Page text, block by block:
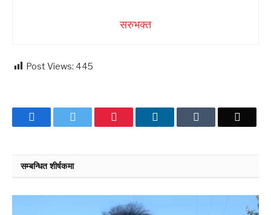
सरुभक्त
Post Views: 445
Facebook Pinterest LinkedIn
सम्बन्धित शीर्षकमा